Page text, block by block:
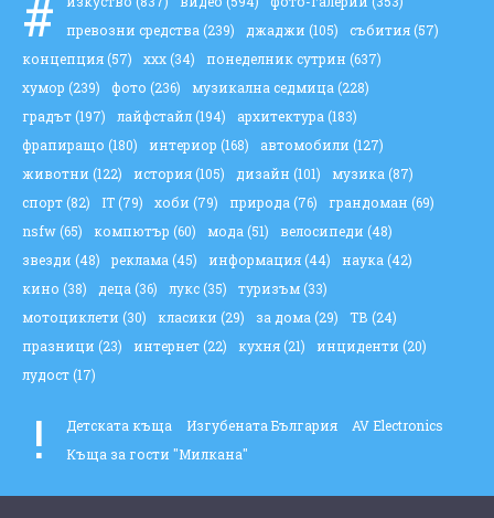
#
превозни средства (239) джаджи (105) събития(57)
концепция(57) ххх(34) понеделник сутрин (637)
хумор (239) фото (236) музикална седмица (228)
градът(197) лайфстайл(194) архитектура (183)
фрапиращо (180) интериор (168) автомобили (127)
животни (122) история(105) дизайн (101) музика (87)
спорт(82) IT(79) хоби (79) природа (76) грандоман (69)
nsfw(65) компютър (60) мода (51) велосипеди (48)
звезди (48) реклама (45) информация(44) наука (42)
кино (38) деца (36) лукс(35) туризъм(33)
мотоциклети (30) класики (29) за дома (29) ТВ (24)
празници (23) интернет(22) кухня(21) инциденти (20)
лудост(17)
! Детската къща Изгубената България
AV Electronics
Къща за гости "Милкана"